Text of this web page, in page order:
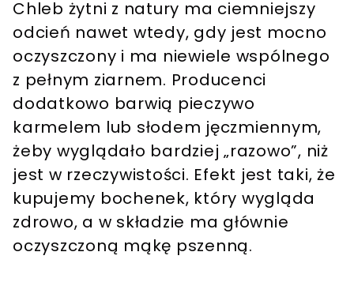
Chleb żytni z natury ma ciemniejszy
odcień nawet wtedy, gdy jest mocno
oczyszczony i ma niewiele wspólnego
z pełnym ziarnem. Producenci
dodatkowo barwią pieczywo
karmelem lub słodem jęczmiennym,
żeby wyglądało bardziej „razowo”, niż
jest w rzeczywistości. Efekt jest taki, że
kupujemy bochenek, który wygląda
zdrowo, a w składzie ma głównie
oczyszczoną mąkę pszenną.